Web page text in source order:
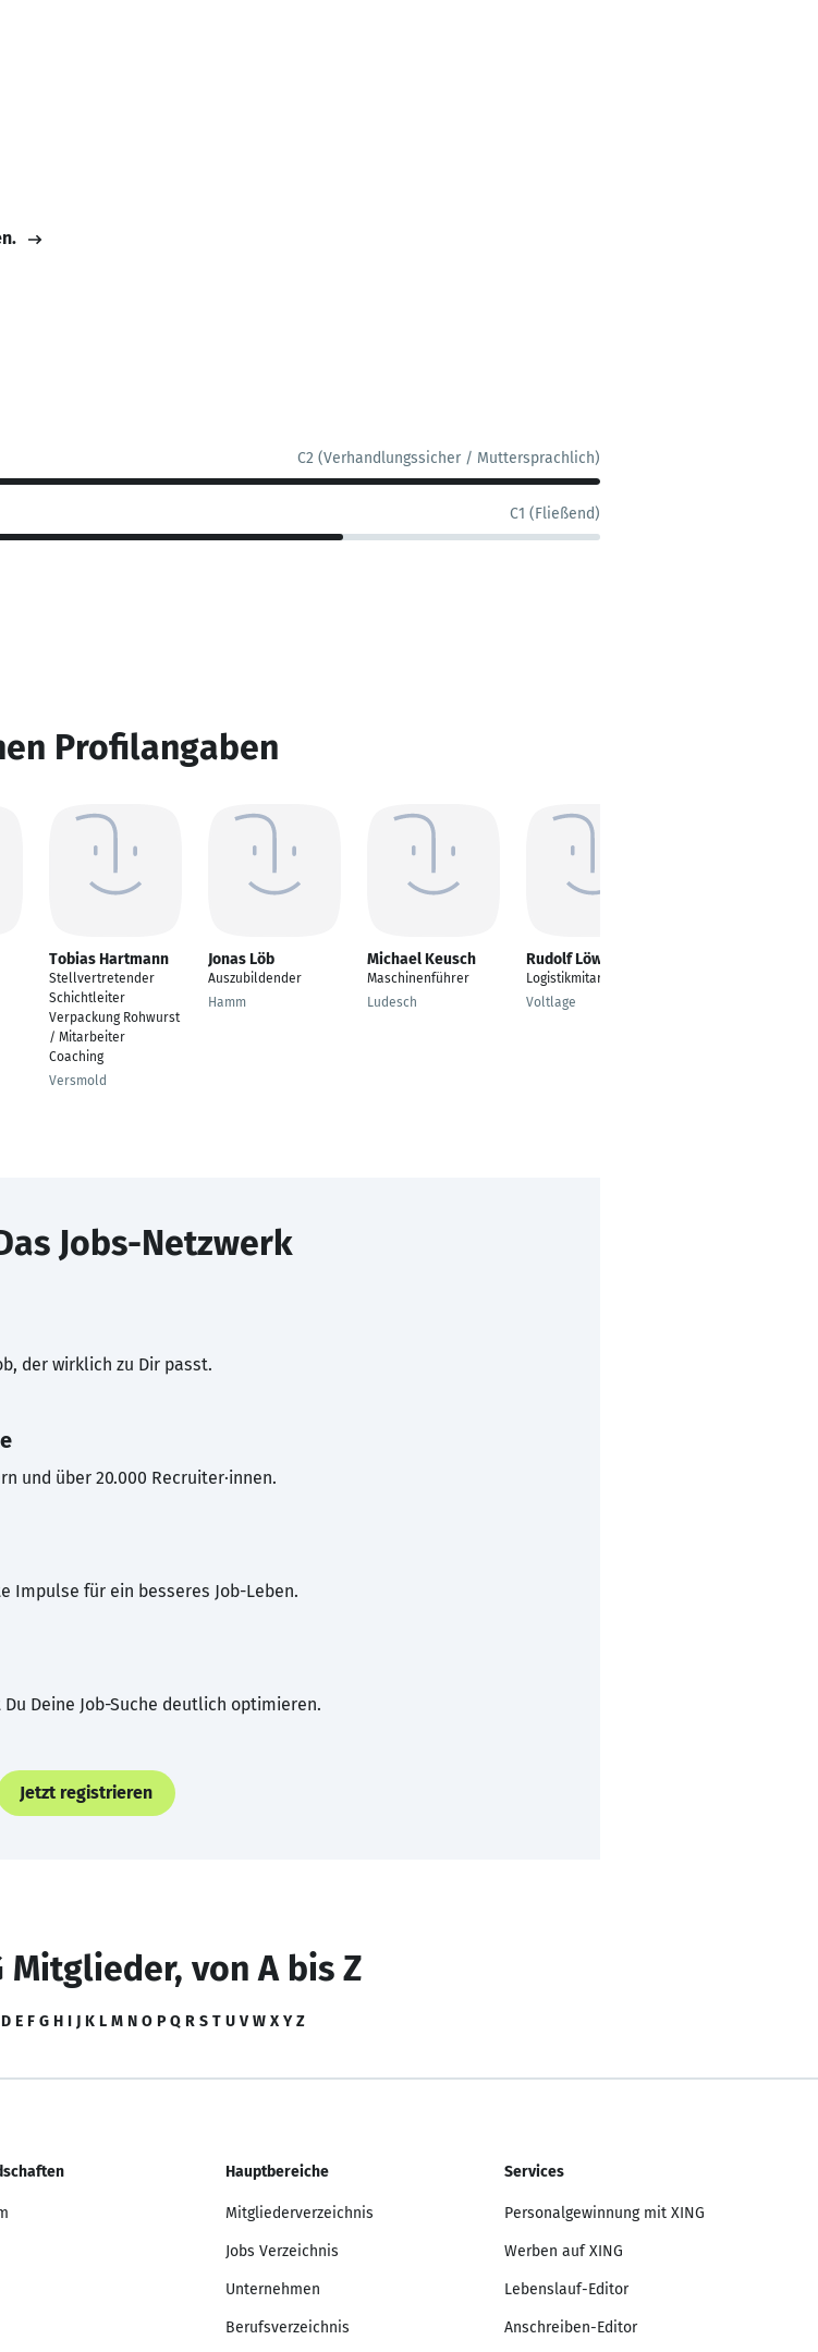
C2 (Verhandlungssicher / Muttersprachlich)
C1 (Fließend)
Profilangaben
Tobias Hartmann
Stellvertretender
Schichtleiter
Verpackung Rohwurst
/ Mitarbeiter
Coaching
Versmold
Jonas Löb
Auszubildender
Hamm
Michael Keusch
Maschinenführer
Ludesch
Rudolf Löwen
Logistikmitarbeiter
Voltlage
Jobs-Netzwerk
der wirklich zu Dir passt.
und über 20.000 Recruiter·innen.
Impulse für ein besseres Job-Leben.
Deine Job-Suche deutlich optimieren.
Jetzt registrieren
Mitglieder, von A bis Z
D E F G H I J K L M N O P Q R S T U V W X Y Z
Hauptbereiche
Mitgliederverzeichnis
Jobs Verzeichnis
Unternehmen
Berufsverzeichnis
Services
Personalgewinnung mit XING
Werben auf XING
Lebenslauf-Editor
Anschreiben-Editor